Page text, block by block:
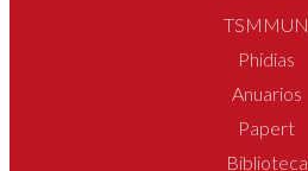
TSMMUN
Phidias
Anuarios
Papert
Biblioteca